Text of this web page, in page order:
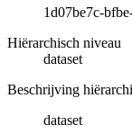
1d07be7c-
Hiërarchisch niveau
dataset
Beschrijving
dataset